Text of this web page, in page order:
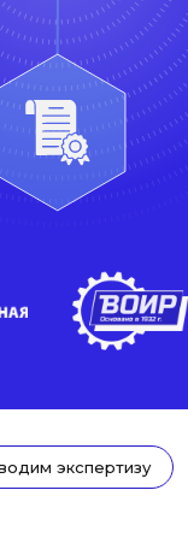
экспертизу